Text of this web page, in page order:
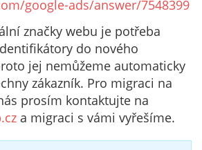
google-ads/answer/7548399
značky webu je potřeba
do nového
jej nemůžeme automaticky
zákazník. Pro migraci na
prosím kontaktujte na
a migraci s vámi vyřešíme.